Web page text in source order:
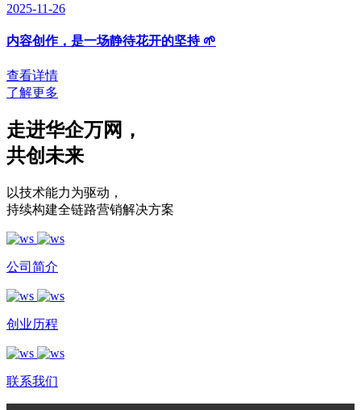
2025-11-26
内容创作，是一场静待花开的坚持 🌱
查看详情
了解更多
走进华企万网 ，
共创未来
以技术能力为驱动 ，
持续构建全链路营销解决方案
公司简介
创业历程
联系我们